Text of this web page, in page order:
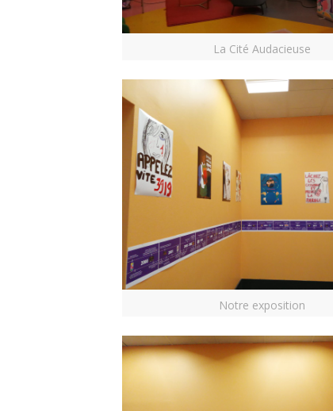
La Cité Audacieuse
Notre exposition